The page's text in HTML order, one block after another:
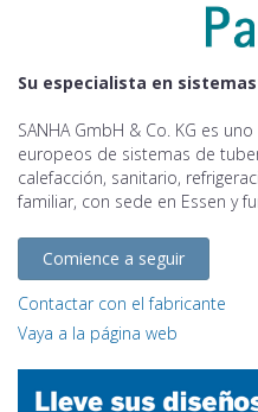
Su especialista en
SANHA GmbH & Co. KG es
europeos de sistemas de
calefacción, sanitario,
familiar, con sede en Essen y
Comience a seguir
Contactar con el fabricante
Vaya a la página web